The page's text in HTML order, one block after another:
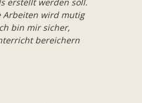
Arbeiten wird mutig
bin mir sicher,
bereichern